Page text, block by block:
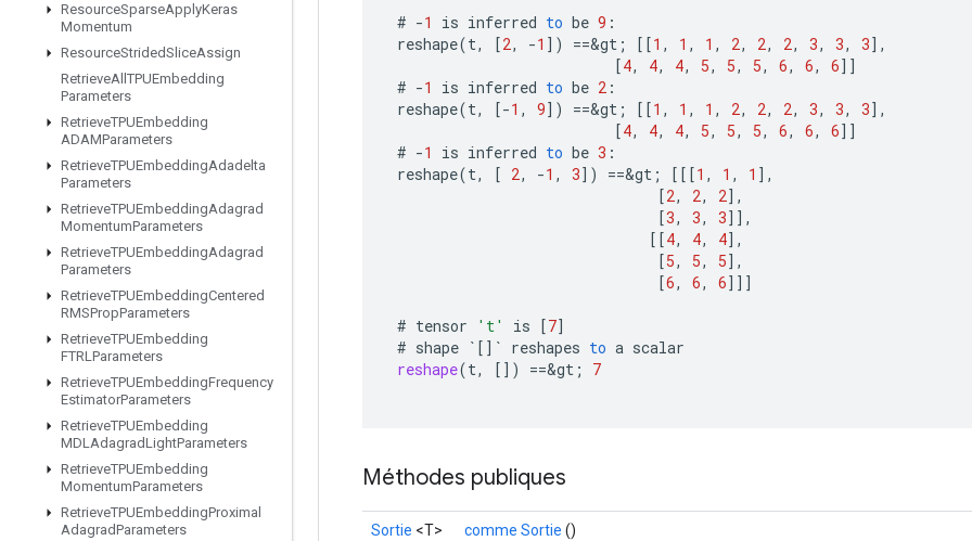
ResourceSparseApplyKeras
Momentum
ResourceStridedSliceAssign
RetrieveAll TPUEmbedding
Parameters
RetrieveTPUEmbedding
ADAMParameters
RetrieveTPUEmbeddingAdadelta
Parameters
RetrieveTPUEmbeddingAdagrad
MomentumParameters
RetrieveTPUEmbeddingAdagrad
Parameters
RetrieveTPUEmbeddingCentered
RMSPropParameters
RetrieveTPUEmbedding
FTRLParameters
RetrieveTPUEmbeddingFrequency
EstimatorParameters
RetrieveTPUEmbedding
MDLAdagradLightParameters
RetrieveTPUEmbedding
MomentumParameters
RetrieveTPUEmbeddingProximal
AdagradParameters
# -1 is inferred to be 9 :
reshape(t, [2, -1 ] ) ==&gt ; [[1 , 1 , 1 , 2, 2, 2, 3, 3, 3] ,
[4, 4, 4, 5, 5, 5, 6, 6, 6]]
# -1 is inferred to be 2 :
reshape(t, [-1 , 9] ) ==&gt ; [[1 , 1 , 1 , 2, 2, 2, 3, 3, 3] ,
[4, 4, 4, 5, 5, 5, 6, 6, 6]]
# -1 is inferred to be 3 :
reshape(t, [ 2, -1 , 3] ) ==&gt ; [[[1 , 1 , 1 ] ,
[2, 2, 2] ,
[3, 3, 3]] ,
[[4, 4, 4] ,
[5, 5, 5] ,
[6, 6, 6]]]
# tensor 't' is [7]
# shape ` [] ` reshapes to a scalar
reshape(t, [] ) ==&gt ; 7
Méthodes publiques
Sortie <T> comme Sortie ()